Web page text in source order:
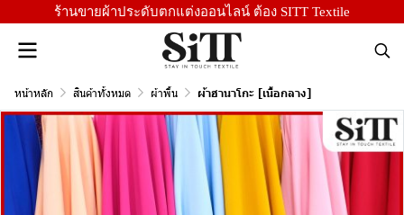
ร้านขายผ้าประดับตกแต่งออนไลน์ ต้อง SITT Textile
หน้าหลัก สินค้าทั้งหมด ผ้าพื้น ผ้าฮานาโกะ [เนื้อกลาง]